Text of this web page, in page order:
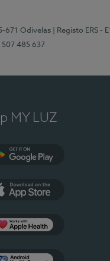
671 Odivelas | Registo ERS -
507 485 637
MY LUZ